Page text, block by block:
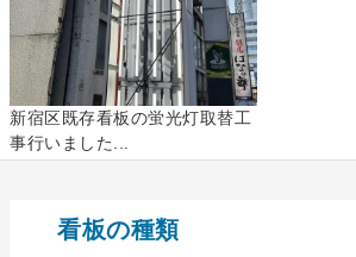
新宿区既存看板の蛍光灯取替工
事行いました...
看板の種類